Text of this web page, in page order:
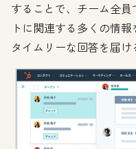
することで、チーム全
トに関連する多くの情
タイムリーな回答を届け